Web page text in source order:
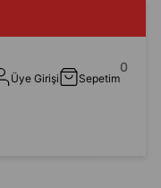
Üye Girişi Sepetim
0